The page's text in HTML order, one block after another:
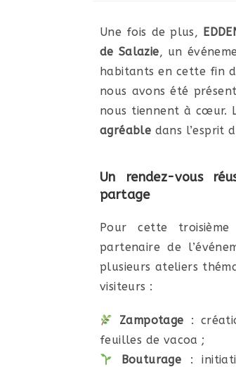
Une fois de plus,
de Salazie, un
habitants en cette fin
nous avons été
nous tiennent à cœur.
agréable dans l’esprit
Un rendez-vous
partage
Pour cette
partenaire de
plusieurs ateliers
visiteurs :
Zampotage :
feuilles de vacoa ;
Bouturage :